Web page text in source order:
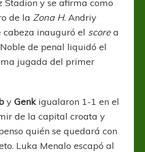
Stadion y se afirma como
de la Zona H. Andriy
cabeza inauguró el scorea
de penal liquidó el
jugada del primer
yGenk igualaron 1-1 en el
de la capital croata y
quién se quedará con
Luka Menalo escapó al